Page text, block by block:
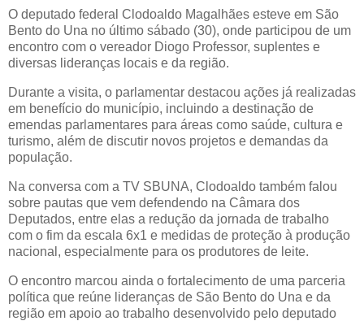
O deputado federal Clodoaldo Magalhães esteve em São
Bento do Una no último sábado (30), onde participou de um
encontro com o vereador Diogo Professor, suplentes e
diversas lideranças locais e da região.
Durante a visita, o parlamentar destacou ações já realizadas
em benefício do município, incluindo a destinação de
emendas parlamentares para áreas como saúde, cultura e
turismo, além de discutir novos projetos e demandas da
população.
Na conversa com a TV SBUNA, Clodoaldo também falou
sobre pautas que vem defendendo na Câmara dos
Deputados, entre elas a redução da jornada de trabalho
com o fim da escala 6x1 e medidas de proteção à produção
nacional, especialmente para os produtores de leite.
O encontro marcou ainda o fortalecimento de uma parceria
política que reúne lideranças de São Bento do Una e da
região em apoio ao trabalho desenvolvido pelo deputado